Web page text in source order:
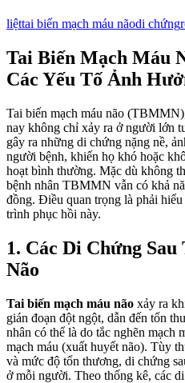
liệttai biến mạch máu nãodi chứng
Tai Biến Mạch Máu
Các Yếu Tố Ảnh
Tai biến mạch máu não
nay không chỉ xảy ra ở người lớn
gây ra những di chứng nặng nề,
người bệnh, khiến họ khó hoặc
hoạt bình thường. Mặc dù không
bệnh nhân TBMMN vẫn có khả
đồng. Điều quan trọng là phải
trình phục hồi này.
1. Các Di Chứng
Não
Tai biến mạch máu não xảy ra
gián đoạn đột ngột, dẫn đến tổn
nhân có thể là do tắc nghẽn mạch
mạch máu (xuất huyết não). Tùy
và mức độ tổn thương, di chứng
ở mỗi người. Theo thống kê, các